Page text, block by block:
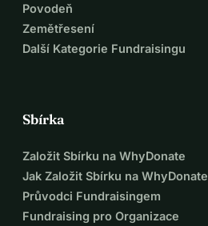
Povodeň
Zemětřesení
Další Kategorie Fundraisingu
Sbírka
Založit Sbírku na WhyDonate
Jak Založit Sbírku na WhyDonate
Průvodci Fundraisingem
Fundraising pro Organizace